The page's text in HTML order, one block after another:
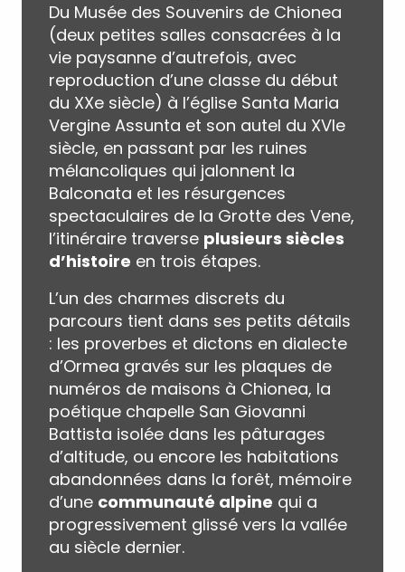
Du Musée des Souvenirs de Chionea
(deux petites salles consacrées à la
vie paysanne d’autrefois, avec
reproduction d’une classe du début
du XXe siècle) à l’église Santa Maria
Vergine Assunta et son autel du XVIe
siècle, en passant par les ruines
mélancoliques qui jalonnent la
Balconata et les résurgences
spectaculaires de la Grotte des Vene,
l’itinéraire traverse plusieurs siècles
d’histoire en trois étapes.
L’un des charmes discrets du
parcours tient dans ses petits détails
: les proverbes et dictons en dialecte
d’Ormea gravés sur les plaques de
numéros de maisons à Chionea, la
poétique chapelle San Giovanni
Battista isolée dans les pâturages
d’altitude, ou encore les habitations
abandonnées dans la forêt, mémoire
d’une communauté alpine qui a
progressivement glissé vers la vallée
au siècle dernier.